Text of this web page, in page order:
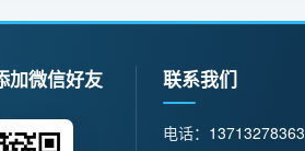
加微信好友 联系我们
电话： 13713278363